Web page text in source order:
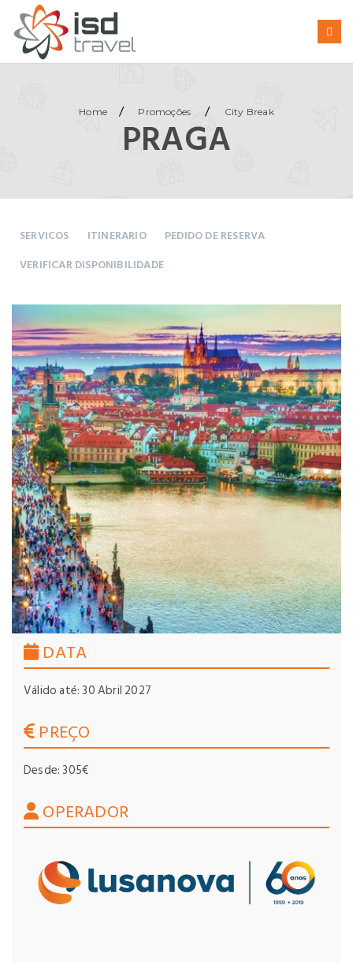
Home / Promoções / City Break
PRAGA
SERVICOS ITINERARIO
PEDIDO DE RESERVA
VERIFICAR DISPONIBILIDADE
DATA
Válido até: 30 Abril 2027
PREÇO
Desde: 305€
OPERADOR